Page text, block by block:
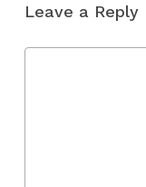
Leave a Reply